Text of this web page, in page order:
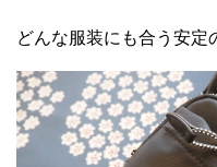
どんな服装にも合う安定